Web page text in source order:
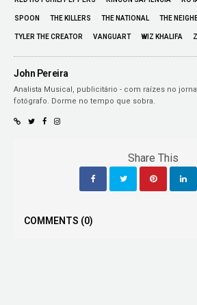
SPOON THE KILLERS THE NATIONAL THE
TYLER THE CREATOR VANGUART WIZ KHALIFA
John Pereira
Analista Musical, publicitário - com raízes no
fotógrafo. Dorme no tempo que sobra.
Share This
COMMENTS (0)